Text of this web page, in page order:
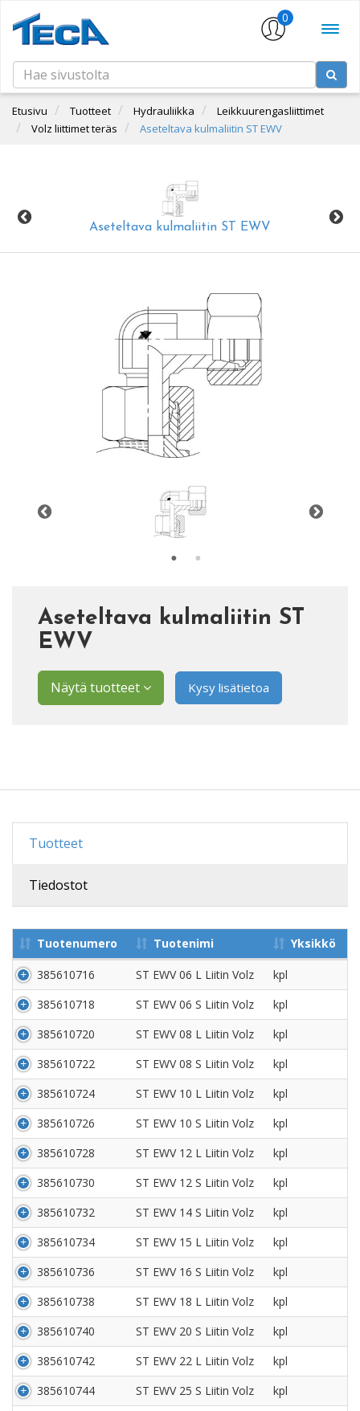
0
Etusivu Tuotteet Hydrauliikka
Leikkuurengasliittimet
Volz liittimet teräs
Aseteltava kulmaliitin ST EWV
Aseteltava kulmaliitin ST EWV
Aseteltava kulmaliitin ST
EWV
Näytä tuotteet Kysy lisätietoa
Tuotteet
Tiedostot
Tuotenumero Tuotenimi Yksikkö
385610716 ST EWV 06 L Liitin Volz
kpl
385610718
ST EWV 06 S Liitin Volz
kpl
385610720
ST EWV 08 L Liitin Volz
kpl
385610722
ST EWV 08 S Liitin Volz
kpl
385610724
ST EWV 10 L Liitin Volz
kpl
385610726
ST EWV 10 S Liitin Volz
kpl
385610728
ST EWV 12 L Liitin Volz
kpl
385610730
ST EWV 12 S Liitin Volz
kpl
385610732
ST EWV 14 S Liitin Volz
kpl
385610734
ST EWV 15 L Liitin Volz
kpl
385610736
ST EWV 16 S Liitin Volz
kpl
385610738
ST EWV 18 L Liitin Volz
kpl
385610740
ST EWV 20 S Liitin Volz
kpl
385610742
ST EWV 22 L Liitin Volz
kpl
385610744
ST EWV 25 S Liitin Volz
kpl